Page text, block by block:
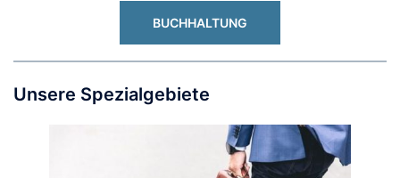
BUCHHALTUNG
Unsere Spezialgebiete